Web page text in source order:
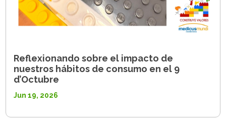
Reflexionando sobre el impacto de
nuestros hábitos de consumo en el 9
d’Octubre
Jun 19, 2026